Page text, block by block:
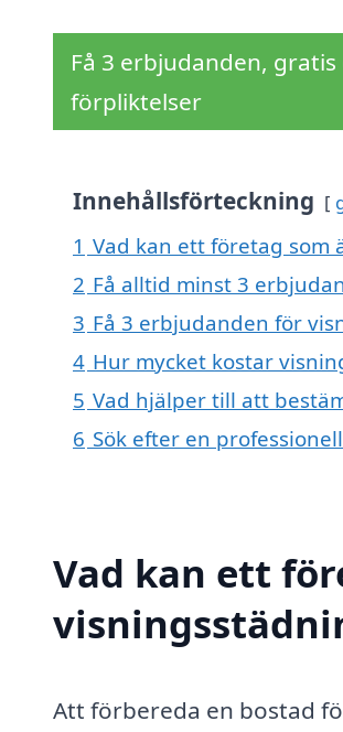
Få 3 erbjudanden,
förpliktelser
Innehållsförteckning
1 Vad kan ett företag som
2 Få alltid minst 3
3 Få 3 erbjudanden för
4 Hur mycket kostar
5 Vad hjälper till att
6 Sök efter en
Vad kan ett
Att förbereda en bostad